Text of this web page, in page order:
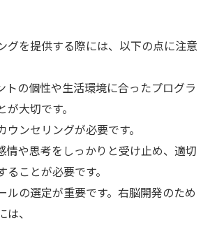
グを提供する際には、以下の点に注意
トの個性や生活環境に合ったプログラ
大切です。
ウンセリングが必要です。
情や思考をしっかりと受け止め、適切
ことが必要です。
ルの選定が重要です。右脳開発のため
、